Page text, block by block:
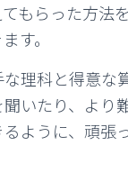
もらった方法
す。
理科と得意な
いたり、より
ように、頑張